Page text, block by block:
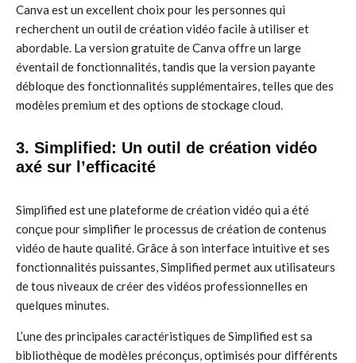
Canva est un excellent choix pour les personnes qui
recherchent un outil de création vidéo facile à utiliser et
abordable. La version gratuite de Canva offre un large
éventail de fonctionnalités, tandis que la version payante
débloque des fonctionnalités supplémentaires, telles que des
modèles premium et des options de stockage cloud.
3. Simplified: Un outil de création vidéo
axé sur l’efficacité
Simplified est une plateforme de création vidéo qui a été
conçue pour simplifier le processus de création de contenus
vidéo de haute qualité. Grâce à son interface intuitive et ses
fonctionnalités puissantes, Simplified permet aux utilisateurs
de tous niveaux de créer des vidéos professionnelles en
quelques minutes.
L’une des principales caractéristiques de Simplified est sa
bibliothèque de modèles préconçus, optimisés pour différents